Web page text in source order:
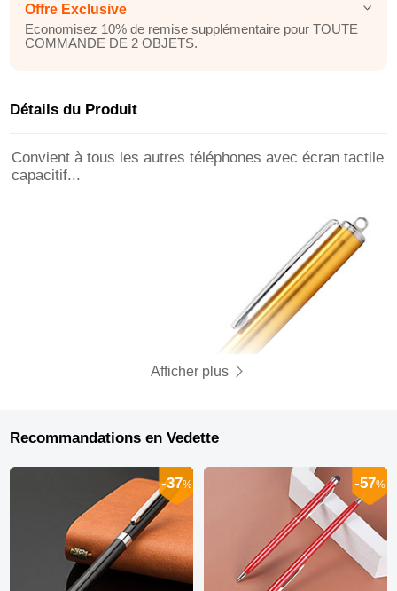
Offre Exclusive
Economisez 10% de remise supplémentaire pour TOUTE
COMMANDE DE 2 OBJETS.
Détails du Produit
Convient à tous les autres téléphones avec écran tactile
capacitif...
Afficher plus
Recommandations en Vedette
-37% -57%